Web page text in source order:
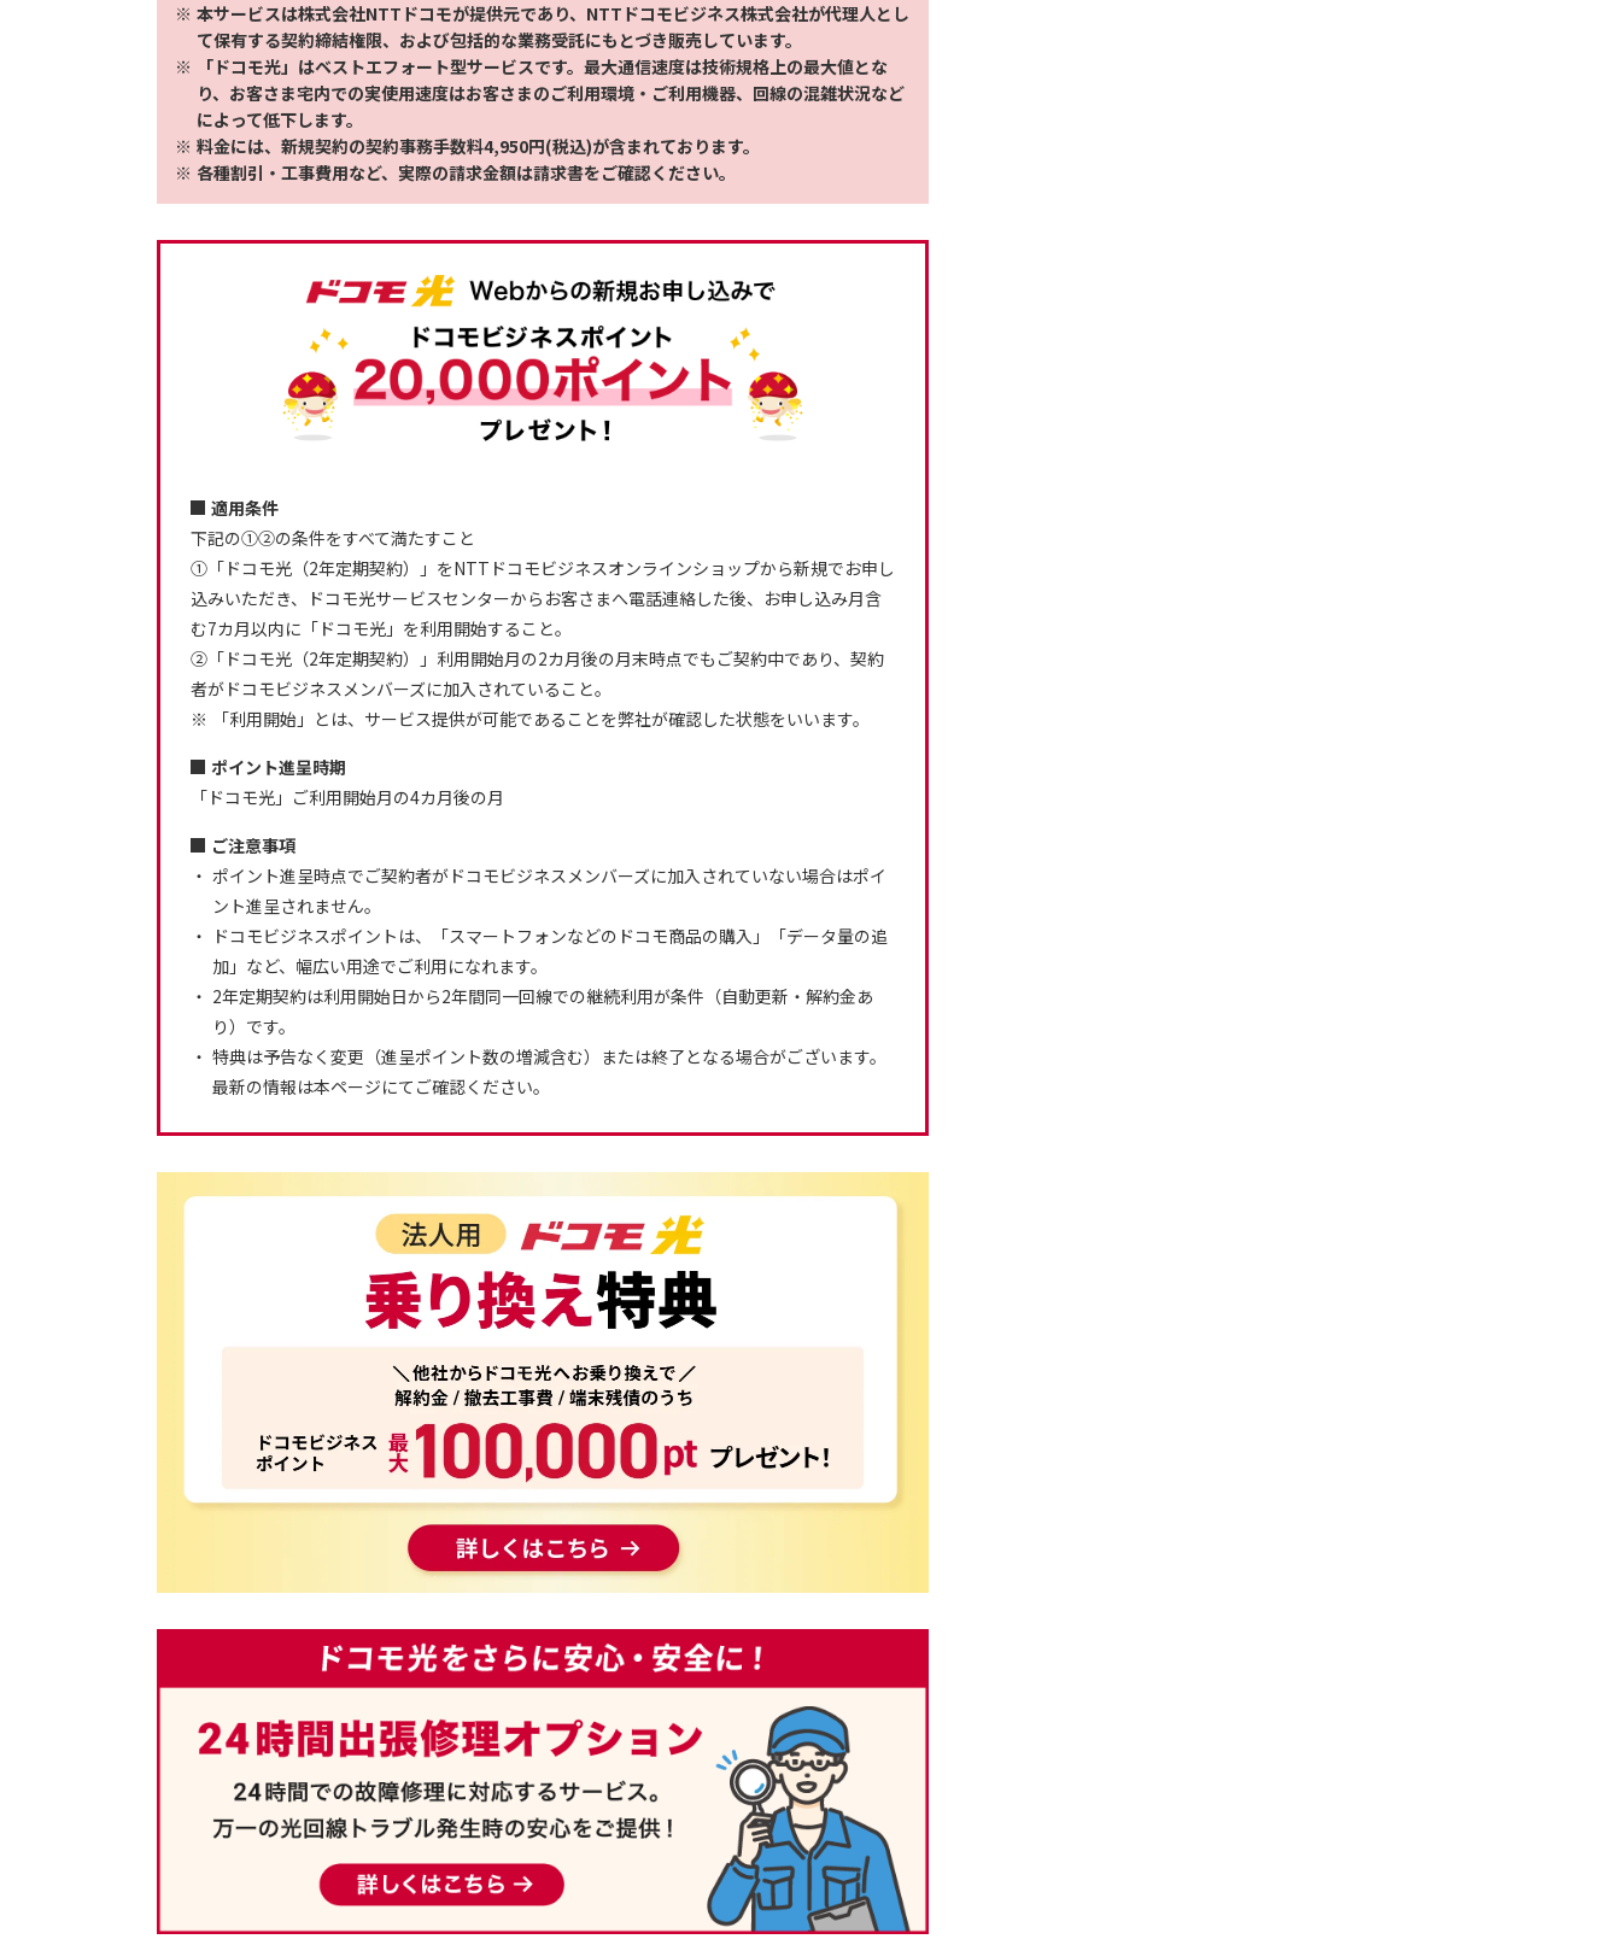
本サービスは株式会社NTTドコモが提供元であり、NTTドコモビジネス株式会社が代理人とし
て保有する契約締結権限、および包括的な業務受託にもとづき販売しています。
「ドコモ光」はベストエフォート型サービスです。最大通信速度は技術規格上の最大値とな
り、お客さま宅内での実使用速度はお客さまのご利用環境・ご利用機器、回線の混雑状況など
によって低下します。
料金には、新規契約の契約事務手数料4,950円(税込)が含まれております。​
各種割引・工事費用など、実際の請求金額は請求書をご確認ください。
適用条件
下記の①②の条件をすべて満たすこと
①「ドコモ光（2年定期契約）」をNTTドコモビジネスオンラインショップから新規でお申し
込みいただき、ドコモ光サービスセンターからお客さまへ電話連絡した後、お申し込み月含
む7カ月以内に「ドコモ光」を利用開始すること。
②「ドコモ光（2年定期契約）」利用開始月の2カ月後の月末時点でもご契約中であり、契約
者がドコモビジネスメンバーズに加入されていること。
「利用開始」とは、サービス提供が可能であることを弊社が確認した状態をいいます。
ポイント進呈時期
「ドコモ光」ご利用開始月の4カ月後の月
ご注意事項
ポイント進呈時点でご契約者がドコモビジネスメンバーズに加入されていない場合はポイ
ント進呈されません。
ドコモビジネスポイントは、「スマートフォンなどのドコモ商品の購入」「データ量の追
加」など、幅広い用途でご利用になれます。
2年定期契約は利用開始日から2年間同一回線での継続利用が条件（自動更新・解約金あ
り）です。
特典は予告なく変更（進呈ポイント数の増減含む）または終了となる場合がございます。
最新の情報は本ページにてご確認ください。